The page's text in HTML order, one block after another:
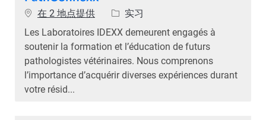
在 2 地点提供 类别实习
Les Laboratoires IDEXX demeurent engagés à
soutenir la formation et l’éducation de futurs
pathologistes vétérinaires. Nous comprenons
l’importance d’acquérir diverses expériences durant
votre résid...